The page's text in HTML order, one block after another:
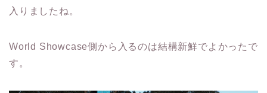
入りましたね。
World Showcase側から入るのは結構新鮮でよかったで
す。